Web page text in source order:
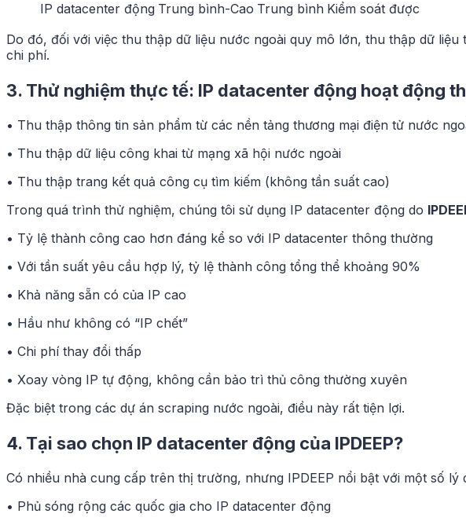
IP datacenter động Trung bình-Cao Trung bình Kiểm soát được
Do đó, đối với việc thu thập dữ liệu nước ngoài quy mô lớn, thu thập dữ
chi phí.
3. Thử nghiệm thực tế: IP datacenter động hoạt động
• Thu thập thông tin sản phẩm từ các nền tảng thương mại điện tử nước
• Thu thập dữ liệu công khai từ mạng xã hội nước ngoài
• Thu thập trang kết quả công cụ tìm kiếm (không tần suất cao)
Trong quá trình thử nghiệm, chúng tôi sử dụng IP datacenter động do
• Tỷ lệ thành công cao hơn đáng kể so với IP datacenter thông thường
• Với tần suất yêu cầu hợp lý, tỷ lệ thành công tổng thể khoảng 90%
• Khả năng sẵn có của IP cao
• Hầu như không có “IP chết”
• Chi phí thay đổi thấp
• Xoay vòng IP tự động, không cần bảo trì thủ công thường xuyên
Đặc biệt trong các dự án scraping nước ngoài, điều này rất tiện lợi.
4. Tại sao chọn IP datacenter động của IPDEEP?
Có nhiều nhà cung cấp trên thị trường, nhưng IPDEEP nổi bật với một số lý
• Phủ sóng rộng các quốc gia cho IP datacenter động